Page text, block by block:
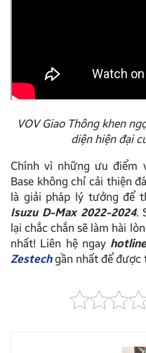
VOV Giao Thông khen
diện hiện đại
Chính vì những ưu điểm
Base không chỉ cải thiện
là giải pháp lý tưởng để
Isuzu D-Max 2022-2024.
lại chắc chắn sẽ làm hài
nhất! Liên hệ ngay
Zestechgần nhất để được